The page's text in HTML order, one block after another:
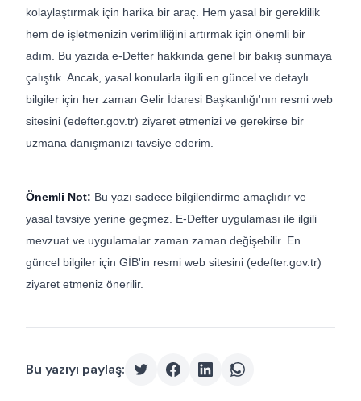
kolaylaştırmak için harika bir araç. Hem yasal bir gereklilik
hem de işletmenizin verimliliğini artırmak için önemli bir
adım. Bu yazıda e-Defter hakkında genel bir bakış sunmaya
çalıştık. Ancak, yasal konularla ilgili en güncel ve detaylı
bilgiler için her zaman Gelir İdaresi Başkanlığı'nın resmi web
sitesini (edefter.gov.tr) ziyaret etmenizi ve gerekirse bir
uzmana danışmanızı tavsiye ederim.
Önemli Not: Bu yazı sadece bilgilendirme amaçlıdır ve
yasal tavsiye yerine geçmez. E-Defter uygulaması ile ilgili
mevzuat ve uygulamalar zaman zaman değişebilir. En
güncel bilgiler için GİB'in resmi web sitesini (edefter.gov.tr)
ziyaret etmeniz önerilir.
Bu yazıyı paylaş: